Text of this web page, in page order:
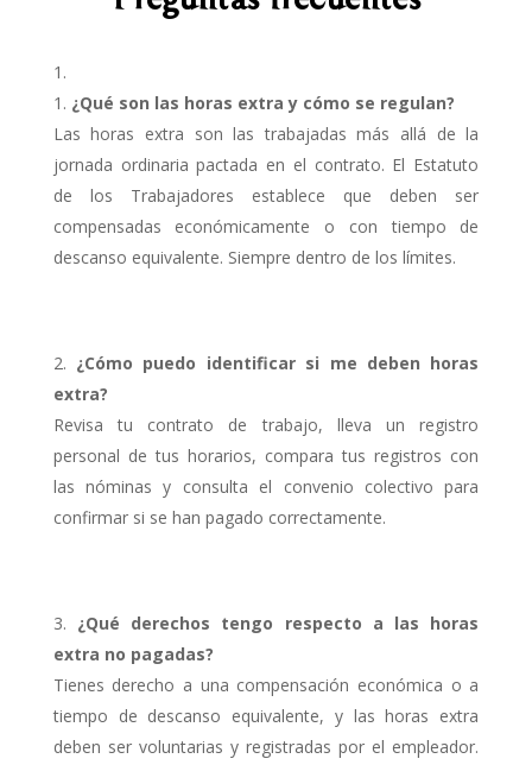
¿Qué son las horas extra y cómo se regulan?
Las horas extra son las trabajadas más allá de la
jornada ordinaria pactada en el contrato. El Estatuto
de los Trabajadores establece que deben ser
compensadas económicamente o con tiempo de
descanso equivalente. Siempre dentro de los límites.
¿Cómo puedo identificar si me deben horas
extra?
Revisa tu contrato de trabajo, lleva un registro
personal de tus horarios, compara tus registros con
las nóminas y consulta el convenio colectivo para
confirmar si se han pagado correctamente.
¿Qué derechos tengo respecto a las horas
extra no pagadas?
Tienes derecho a una compensación económica o a
tiempo de descanso equivalente, y las horas extra
deben ser voluntarias y registradas por el empleador.